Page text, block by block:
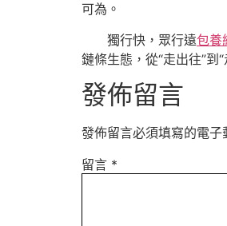
可為。
獨行快，眾行遠包養
鏈條生態，從“走出往”到
發佈留言
發佈留言必須填寫的電子
留言 *